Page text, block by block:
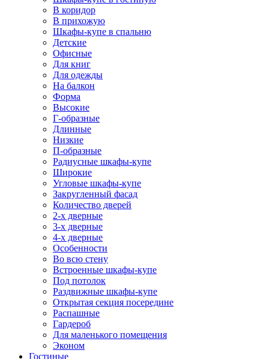
В коридор
В прихожую
Шкафы-купе в спальню
Детские
Офисные
Для книг
Для одежды
На балкон
Форма
Высокие
Г-образные
Длинные
Низкие
П-образные
Радиусные шкафы-купе
Широкие
Угловые шкафы-купе
Закругленный фасад
Количество дверей
2-х дверные
3-х дверные
4-х дверные
Особенности
Во всю стену
Встроенные шкафы-купе
Под потолок
Раздвижные шкафы-купе
Открытая секция посередине
Распашные
Гардероб
Для маленького помещения
Эконом
Гостиные